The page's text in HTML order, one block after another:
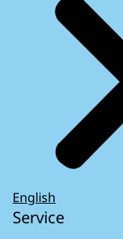
English
Service